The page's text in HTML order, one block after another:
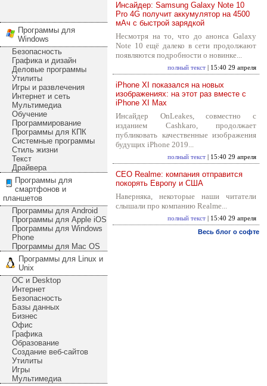
Программы для
Windows
Безопасность
Графика и дизайн
Деловые программы
Утилиты
Игры и развлечения
Интернет и сеть
Мультимедиа
Обучение
Программирование
Программы для КПК
Системные программы
Стиль жизни
Текст
Драйвера
Программы для
смартфонов и
планшетов
Программы для Android
Программы для Apple iOS
Программы для Windows
Phone
Программы для Mac OS
Программы для Linux и
Unix
ОС и Desktop
Интернет
Безопасность
Базы данных
Бизнес
Офис
Графика
Образование
Создание веб-сайтов
Утилиты
Игры
Мультимедиа
Инсайдер: Samsung Galaxy Note 10
Pro 4G получит аккумулятор на 4500
мАч с быстрой зарядкой
Несмотря на то, что до анонса Galaxy
Note 10 ещё далеко в сети продолжают
появляются подробности о новинке...
полный текст | 15:40 29 апреля
iPhone XI показался на новых
изображениях: на этот раз вместе с
iPhone XI Max
Инсайдер OnLeakes, совместно с
изданием Cashkaro, продолжает
публиковать качественные изображения
будущих iPhone 2019...
полный текст | 15:40 29 апреля
CEO Realme: компания отправится
покорять Европу и США
Наверняка, некоторые наши читатели
слышали про компанию Realme...
полный текст | 15:40 29 апреля
Весь блог о софте